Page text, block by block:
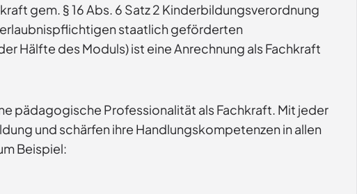
gem. § 16 Abs. 6 Satz 2 Kinderbildungsverordnung
staatlich geförderten
Hälfte des Moduls) ist eine Anrechnung als Fachkraft
pädagogische Professionalität als Fachkraft. Mit jeder
und schärfen ihre Handlungskompetenzen in allen
Beispiel: